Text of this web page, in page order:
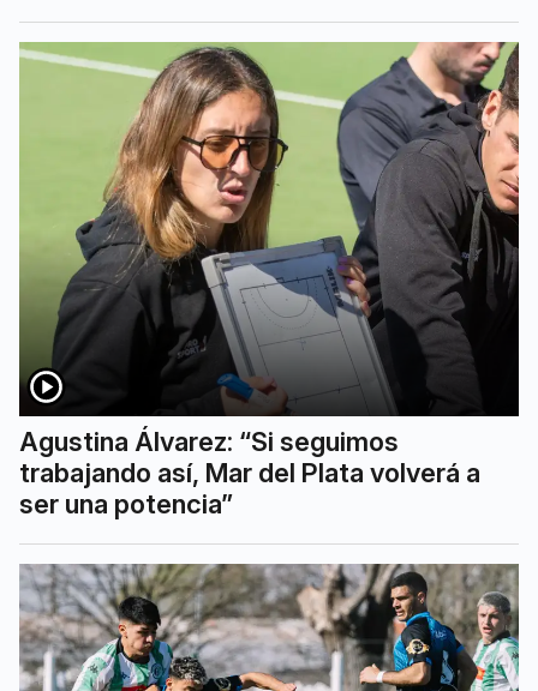
Agustina Álvarez: “Si seguimos
trabajando así, Mar del Plata volverá a
ser una potencia”